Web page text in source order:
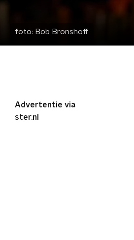
foto: Bob Bronshoff
Advertentie via
ster.nl